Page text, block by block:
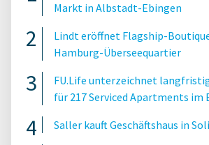
Markt in Albstadt-Ebingen
Lindt eröffnet Flagship-
Hamburg-Überseequartier
FU.Life unterzeichnet
für 217 Serviced Apartments im
Saller kauft Geschäftshaus in